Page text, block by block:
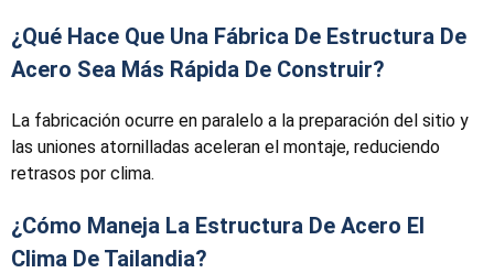
¿Qué Hace Que Una Fábrica De Estructura De
Acero Sea Más Rápida De Construir?
La fabricación ocurre en paralelo a la preparación del sitio y
las uniones atornilladas aceleran el montaje, reduciendo
retrasos por clima.
¿Cómo Maneja La Estructura De Acero El
Clima De Tailandia?